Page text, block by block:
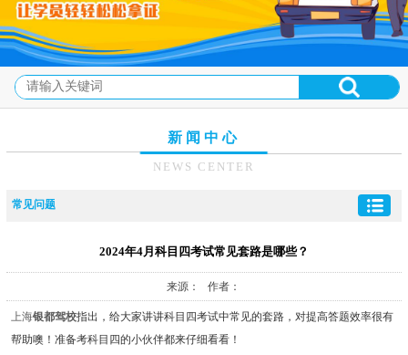
新闻中心
NEWS CENTER
常见问题
2024年4月科目四考试常见套路是哪些？
来源： 作者：
上海银都驾校指出，给大家讲讲科目四考试中常见的套路，对提高答题效率很有
帮助噢！准备考科目四的小伙伴都来仔细看看！